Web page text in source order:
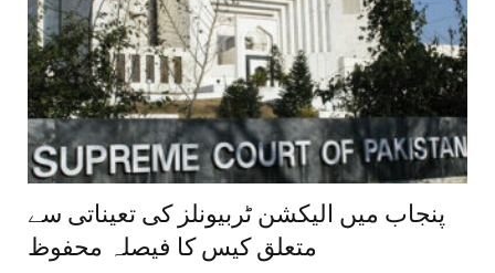
پنجاب میں الیکشن ٹربیونلز کی تعیناتی سے
متعلق کیس کا فیصلہ محفوظ